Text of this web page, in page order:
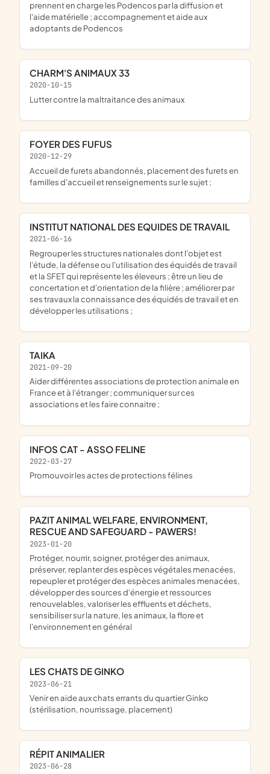
prennent en charge les Podencos par la diffusion et
l'aide matérielle ; accompagnement et aide aux
adoptants de Podencos
CHARM'S ANIMAUX 33
2020-10-15
lutter contre la maltraitance des animaux
FOYER DES FUFUS
2020-12-29
accueil de furets abandonnés, placement des furets en
familles d'accueil et renseignements sur le sujet ;
INSTITUT NATIONAL DES EQUIDES DE TRAVAIL
2021-06-16
regrouper les structures nationales dont l'objet est
l'étude, la défense ou l'utilisation des équidés de travail
et la SFET qui représente les éleveurs ; être un lieu de
concertation et d'orientation de la filière ; améliorer par
ses travaux la connaissance des équidés de travail et en
développer les utilisations ;
TAIKA
2021-09-20
aider différentes associations de protection animale en
France et à l'étranger ; communiquer sur ces
associations et les faire connaitre ;
INFOS CAT - ASSO FELINE
2022-03-27
promouvoir les actes de protections félines
PAZIT ANIMAL WELFARE, ENVIRONMENT,
RESCUE AND SAFEGUARD - PAWERS!
2023-01-20
protéger, nourrir, soigner, protéger des animaux,
préserver, replanter des espèces végétales menacées,
repeupler et protéger des espèces animales menacées,
développer des sources d'énergie et ressources
renouvelables, valoriser les effluents et déchets,
sensibiliser sur la nature, les animaux, la flore et
l'environnement en général
LES CHATS DE GINKO
2023-06-21
venir en aide aux chats errants du quartier Ginko
(stérilisation, nourrissage, placement)
RÉPIT ANIMALIER
2023-06-28